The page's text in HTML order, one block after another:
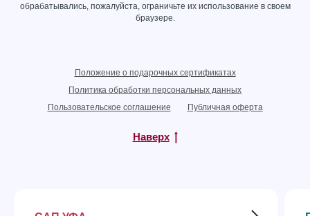
обрабатывались, пожалуйста, ограничьте их использование в своем
браузере.
Положение о подарочных сертификатах
Политика обработки персональных данных
Пользовательское соглашение
Публичная оферта
Наверх